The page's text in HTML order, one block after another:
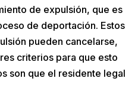
de expulsión, que es
de deportación. Estos
pueden cancelarse,
criterios para que esto
son que el residente legal